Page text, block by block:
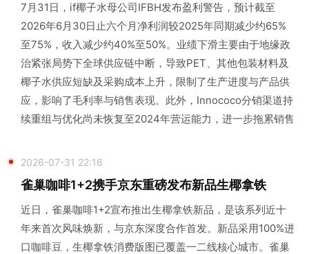
7月31日，if椰子水母公司IFBH发布盈利警告，预计截至
2026年6月30日止六个月净利润较2025年同期减少约65%
至75%，收入减少约40%至50%。业绩下滑主要由于地缘政
治紧张局势下全球供应链中断，导致PET、其他包装材料及
椰子水供应短缺及采购成本上升，限制了生产进度与产品供
应，影响了毛利率与销售表现。此外，Innococo分销渠道持
续重组与优化尚未恢复至2024年营运能力，进一步拖累销售
2026-07-31 22:16
雀巢咖啡1+2携手京东重磅发布新品生椰拿铁
近日，雀巢咖啡1+2宣布推出生椰拿铁新品，是该系列近十
年来首次风味焕新，与京东深度合作首发。新品采用100%进
口咖啡豆，生椰拿铁消费版图已覆盖一二线核心城市。雀巢